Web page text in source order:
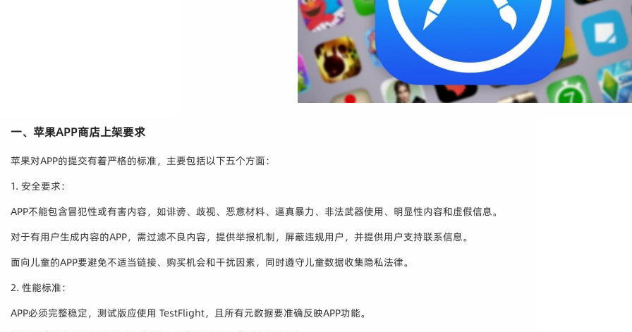
一、苹果APP商店上架要求
苹果对APP的提交有着严格的标准，主要包括以下五个方面：
1. 安全要求：
APP不能包含冒犯性或有害内容，如诽谤、歧视、恶意材料、逼真暴力、非法武器使用、明显性内容和虚假信息。
对于有用户生成内容的APP，需过滤不良内容，提供举报机制，屏蔽违规用户，并提供用户支持联系信息。
面向儿童的APP要避免不适当链接、购买机会和干扰因素，同时遵守儿童数据收集隐私法律。
2. 性能标准：
APP必须完整稳定，测试版应使用 TestFlight，且所有元数据要准确反映APP功能。